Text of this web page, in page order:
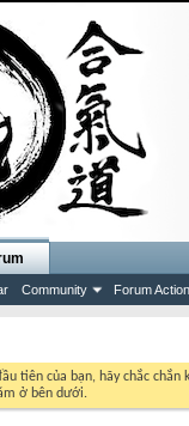
Community Forum
tiên của bạn, hãy chắc chắn
ở bên dưới.